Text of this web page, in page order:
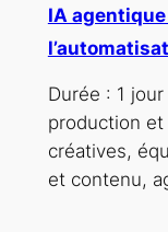
IA
Durée : 1
production
créatives,
et contenu,